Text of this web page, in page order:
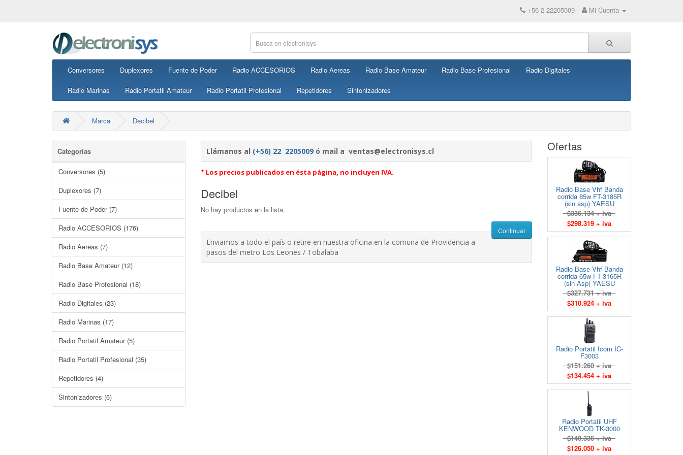
+56 2 22205009 Mi Cuenta
Conversores Duplexores Fuente de Poder Radio ACCESORIOS Radio Aereas Radio Base Amateur Radio Base Profesional Radio Digitales
Radio Marinas Radio Portatil Amateur Radio Portatil Profesional Repetidores Sintonizadores
Marca Decibel
Categorías
Conversores (5)
Duplexores (7)
Fuente de Poder (7)
Radio ACCESORIOS (176)
Radio Aereas (7)
Radio Base Amateur (12)
Radio Base Profesional (18)
Radio Digitales (23)
Radio Marinas (17)
Radio Portatil Amateur (5)
Radio Portatil Profesional (35)
Repetidores (4)
Sintonizadores (6)
Llámanos al (+56) 22 2205009ó mail a ventas@electronisys.cl
* Los precios publicados en ésta página, no incluyen IVA.
Decibel
No hay productos en la lista.
Continuar
Enviamos a todo el país o retire en nuestra oficina en la comuna de Providencia a
pasos del metro Los Leones / Tobalaba
Ofertas
Radio Base Vhf Banda
corrida 85w FT-3185R
(sin asp) YAESU
$336.134 + iva
$298.319 + iva
Radio Base Vhf Banda
corrida 65w FT-3165R
(sin Asp) YAESU
$327.731 + iva
$310.924 + iva
Radio Portatil Icom IC-
F3003
$151.260 + iva
$134.454 + iva
Radio Portatil UHF
KENWOOD TK-3000
$140.336 + iva
$126.050 + iva